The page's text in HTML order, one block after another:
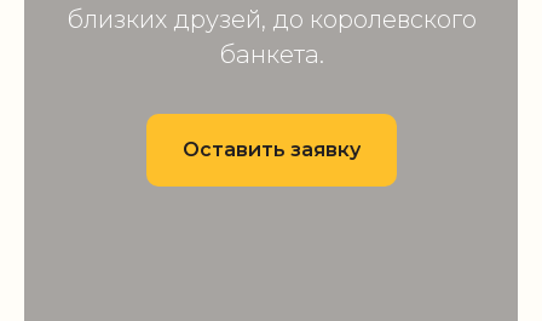
близких друзей, до королевского
банкета.
Оставить заявку